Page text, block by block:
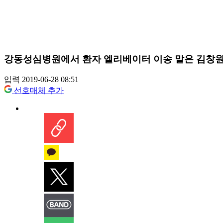
강동성심병원에서 환자 엘리베이터 이송 맡은 김창
입력 2019-06-28 08:51
선호매체 추가